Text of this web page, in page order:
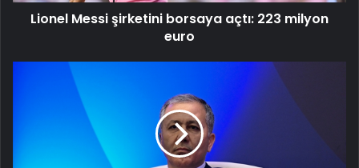
Lionel Messi şirketini borsaya açtı: 223 milyon
euro